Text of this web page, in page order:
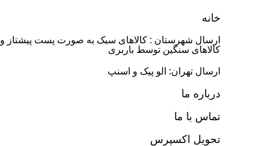
خانه
ارسال شهرستان : کالاهای سبک به صورت پست پیشتاز و
کالاهای سنگین توسط باربری
ارسال تهران: الو پیک و اسنپ
درباره ما
تماس با ما
تحویل اکسپرس